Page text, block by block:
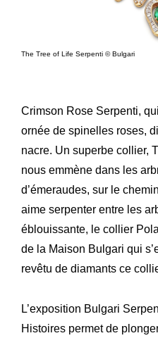
The Tree of Life Serpenti © Bulgari
Crimson Rose Serpenti,
ornée de spinelles roses,
nacre. Un superbe collier,
nous emmène dans les
d’émeraudes, sur le
aime serpenter entre les
éblouissante, le collier
de la Maison Bulgari qui
revêtu de diamants ce
L’exposition Bulgari
Histoires permet de